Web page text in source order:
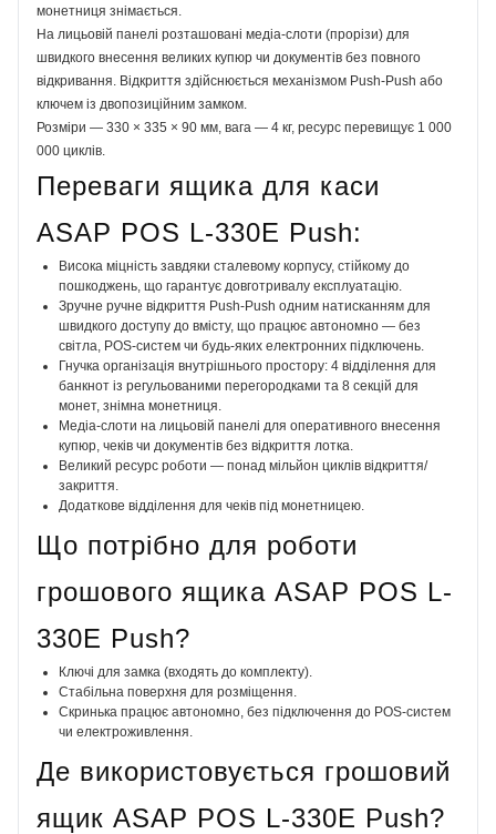
монетниця знімається.
На лицьовій панелі розташовані медіа-слоти (прорізи) для
швидкого внесення великих купюр чи документів без повного
відкривання. Відкриття здійснюється механізмом Push-Push або
ключем із двопозиційним замком.
Розміри — 330 × 335 × 90 мм, вага — 4 кг, ресурс перевищує 1 000
000 циклів.
Переваги ящика для каси
ASAP POS L-330E Push:
Висока міцність завдяки сталевому корпусу, стійкому до
пошкоджень, що гарантує довготривалу експлуатацію.
Зручне ручне відкриття Push-Push одним натисканням для
швидкого доступу до вмісту, що працює автономно — без
світла, POS-систем чи будь-яких електронних підключень.
Гнучка організація внутрішнього простору: 4 відділення для
банкнот із регульованими перегородками та 8 секцій для
монет, знімна монетниця.
Медіа-слоти на лицьовій панелі для оперативного внесення
купюр, чеків чи документів без відкриття лотка.
Великий ресурс роботи — понад мільйон циклів відкриття/
закриття.
Додаткове відділення для чеків під монетницею.
Що потрібно для роботи
грошового ящика ASAP POS L-
330E Push?
Ключі для замка (входять до комплекту).
Стабільна поверхня для розміщення.
Скринька працює автономно, без підключення до POS-систем
чи електроживлення.
Де використовується грошовий
ящик ASAP POS L-330E Push?